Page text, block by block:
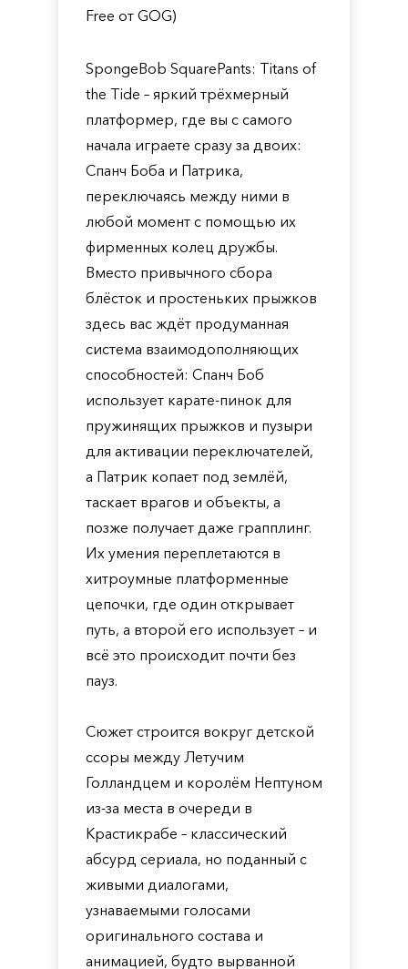
Free от GOG)
SpongeBob SquarePants: Titans of
the Tide – яркий трёхмерный
платформер, где вы с самого
начала играете сразу за двоих:
Спанч Боба и Патрика,
переключаясь между ними в
любой момент с помощью их
фирменных колец дружбы.
Вместо привычного сбора
блёсток и простеньких прыжков
здесь вас ждёт продуманная
система взаимодополняющих
способностей: Спанч Боб
использует карате-пинок для
пружинящих прыжков и пузыри
для активации переключателей,
а Патрик копает под землёй,
таскает врагов и объекты, а
позже получает даже грапплинг.
Их умения переплетаются в
хитроумные платформенные
цепочки, где один открывает
путь, а второй его использует – и
всё это происходит почти без
пауз.
Сюжет строится вокруг детской
ссоры между Летучим
Голландцем и королём Нептуном
из-за места в очереди в
Крастикрабе – классический
абсурд сериала, но поданный с
живыми диалогами,
узнаваемыми голосами
оригинального состава и
анимацией, будто вырванной